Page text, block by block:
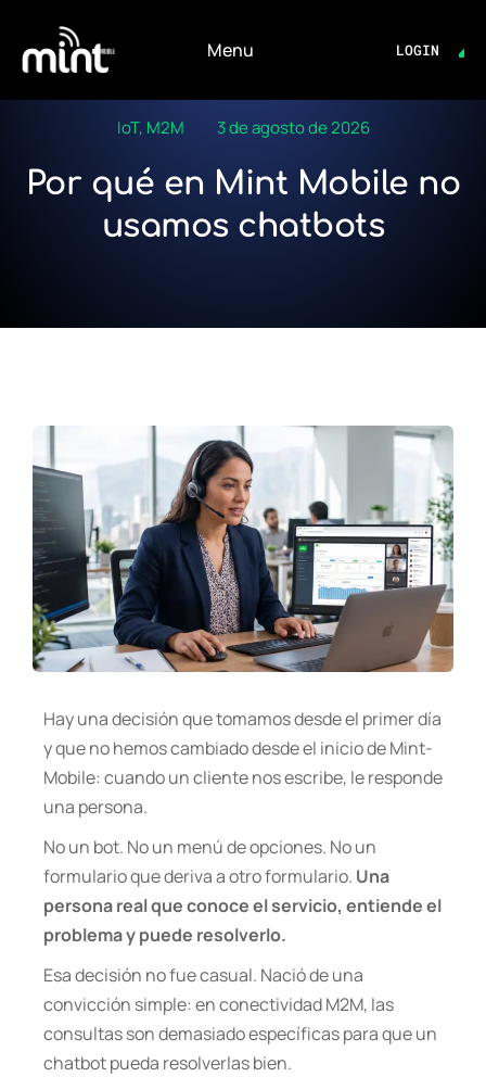
Menu LOGIN
IoT, M2M 3 de agosto de 2026
Por qué en Mint Mobile no
usamos chatbots
Hay una decisión que tomamos desde el primer día
y que no hemos cambiado desde el inicio de Mint-
Mobile: cuando un cliente nos escribe, le responde
una persona.
No un bot. No un menú de opciones. No un
formulario que deriva a otro formulario. Una
persona real que conoce el servicio, entiende el
problema y puede resolverlo.
Esa decisión no fue casual. Nació de una
convicción simple: en conectividad M2M, las
consultas son demasiado específicas para que un
chatbot pueda resolverlas bien.